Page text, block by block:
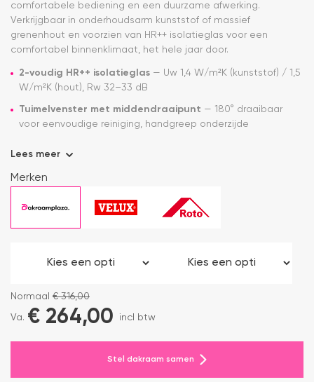
comfortabele bediening en een duurzame afwerking.
Verkrijgbaar in onderhoudsarm kunststof of massief
grenenhout en voorzien van HR++ isolatieglas voor een
comfortabel binnenklimaat, het hele jaar door.
2-voudig HR++ isolatieglas — Uw 1,4 W/m²K (kunststof) / 1,5
W/m²K (hout), Rw 32–33 dB
Tuimelvenster met middendraaipunt — 180° draaibaar
voor eenvoudige reiniging, handgreep onderzijde
Lees meer
Merken
Normaal €316,00
Va. € 264,00 incl btw
Stel dakraam samen